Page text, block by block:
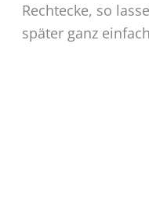
Rechtecke, so
später ganz